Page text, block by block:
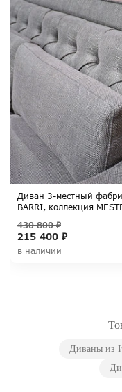
Диван 3-местный
BARRI, коллекция
215 400 ₽
430 800 ₽
в наличии
Диваны из